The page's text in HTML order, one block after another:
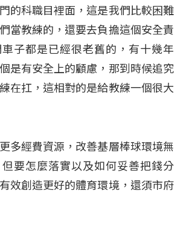
的科職目裡面，這是我們比較困難
當教練的，還要去負擔這個安全責
子都是已經很老舊的，有十幾年
是有安全上的顧慮，那到時候追究
在扛，這相對的是給教練一個很大
多經費資源，改善基層棒球環境無
要怎麼落實以及如何妥善把錢分
效創造更好的體育環境，還須市府